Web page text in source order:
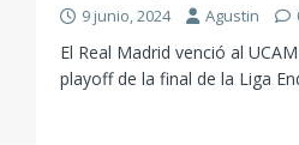
9 junio, 2024 Agustin
El Real Madrid venció al
playoff de la final de la Liga